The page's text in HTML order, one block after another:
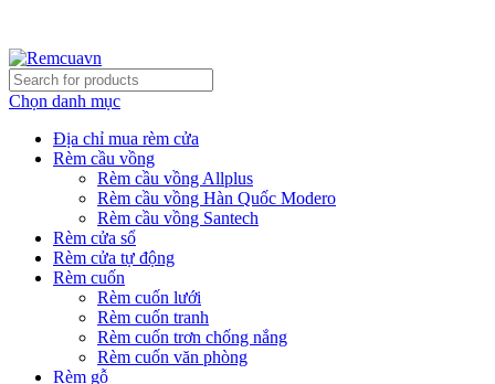
Chọn danh mục
Địa chỉ mua rèm cửa
Rèm cầu vồng
Rèm cầu vồng Allplus
Rèm cầu vồng Hàn Quốc Modero
Rèm cầu vồng Santech
Rèm cửa sổ
Rèm cửa tự động
Rèm cuốn
Rèm cuốn lưới
Rèm cuốn tranh
Rèm cuốn trơn chống nắng
Rèm cuốn văn phòng
Rèm gỗ